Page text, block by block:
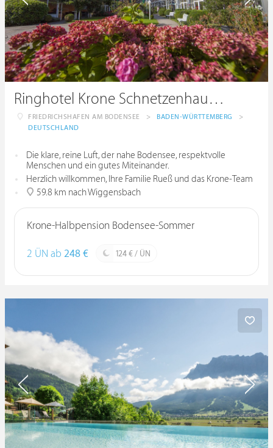
Ringhotel Krone Schnetzenhausen
FRIEDRICHSHAFEN AM BODENSEE > BADEN-WÜRTTEMBERG
>
DEUTSCHLAND
Die klare, reine Luft, der nahe Bodensee, respektvolle
Menschen und ein gutes Miteinander.
Herzlich willkommen, Ihre Familie Rueß und das Krone-Team
59.8 km nach Wiggensbach
Krone-Halbpension Bodensee-Sommer
2 ÜN ab 248 € 124 € / ÜN